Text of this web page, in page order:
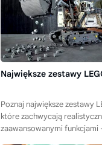
Największe zestawy
Poznaj największe zestawy
które zachwycają
zaawansowanymi funkcjami